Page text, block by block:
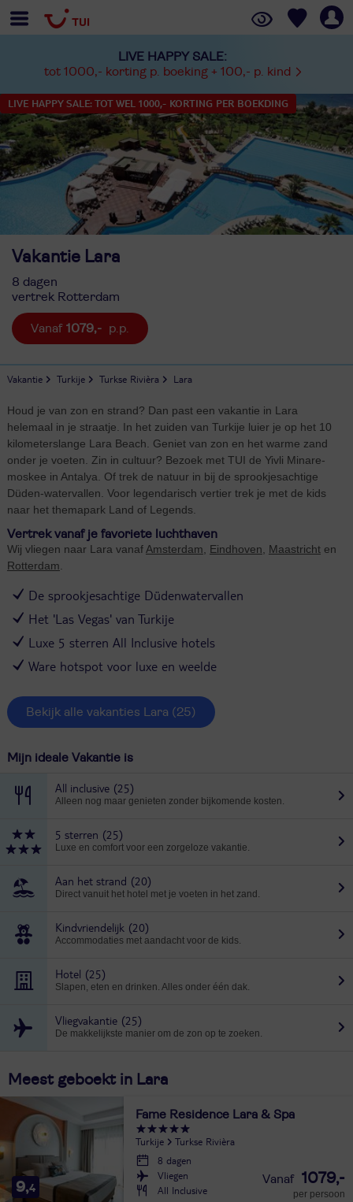
LIVE HAPPY SALE:
tot 1000,- korting p. boeking + 100,- p. kind
LIVE HAPPY SALE: TOT WEL 1000,- KORTING PER BOEKDING
Vakantie Lara
8 dagen
vertrek Rotterdam
1079,-
Vakantie Turkije Turkse Rivièra Lara
Houd je van zon en strand? Dan past een vakantie in Lara
helemaal in je straatje. In het zuiden van Turkije luier je op het 10
kilometerslange Lara Beach. Geniet van zon en het warme zand
onder je voeten. Zin in cultuur? Bezoek met TUI de Yivli Minare-
moskee in Antalya. Of trek de natuur in bij de sprookjesachtige
Düden-watervallen. Voor legendarisch vertier trek je met de kids
naar het themapark Land of Legends.
Vertrek vanaf je favoriete luchthaven
Wij vliegen naar Lara vanaf Amsterdam Eindhoven Maastrichten
Rotterdam
De sprookjesachtige Düdenwatervallen
Het 'Las Vegas' van Turkije
Luxe 5 sterren All Inclusive hotels
Ware hotspot voor luxe en weelde
Bekijk alle vakanties Lara (25)
Mijn ideale Vakantie is
All inclusive (25)
Alleen nog maar genieten zonder bijkomende kosten.
5 sterren (25)
Luxe en comfort voor een zorgeloze vakantie.
Aan het strand (20)
Direct vanuit het hotel met je voeten in het zand.
Kindvriendelijk (20)
Accommodaties met aandacht voor de kids.
Hotel (25)
Slapen, eten en drinken. Alles onder één dak.
Vliegvakantie (25)
De makkelijkste manier om de zon op te zoeken.
Meest geboekt in Lara
9,4
Fame Residence Lara & Spa
Turkije
Turkse Rivièra
8 dagen
Vliegen
All Inclusive
1079,-
per persoon